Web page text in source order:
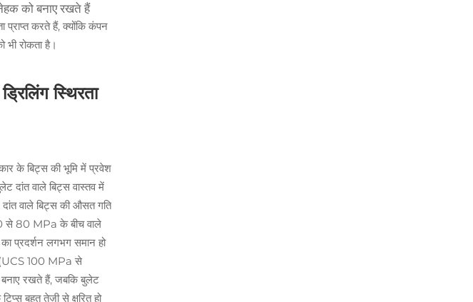
को बनाए रखते हैं
प्राप्त करते हैं, क्योंकि कंपन
भी रोकता है।
स्थिरता
के बिट्स की भूमि में प्रवेश
दांत वाले बिट्स वास्तव में
वाले बिट्स की औसत गति
से 80 MPa के बीच वाले
प्रदर्शन लगभग समान हो
(UCS 100 MPa से
रखते हैं, जबकि बुलेट
बहुत तेज़ी से क्षरित हो